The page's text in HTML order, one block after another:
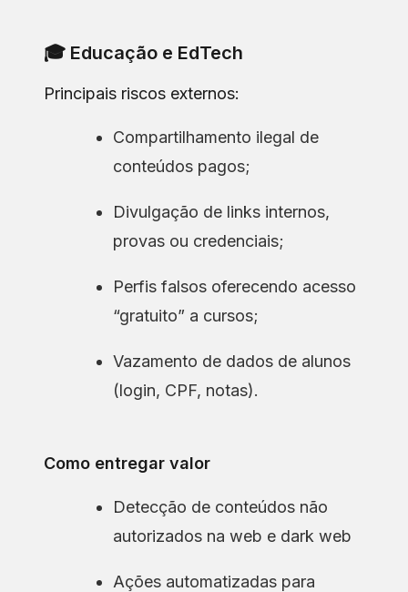
🎓 Educação e EdTech
Principais riscos externos:
Compartilhamento ilegal de
conteúdos pagos;
Divulgação de links internos,
provas ou credenciais;
Perfis falsos oferecendo acesso
“gratuito” a cursos;
Vazamento de dados de alunos
(login, CPF, notas).
Como entregar valor
Detecção de conteúdos não
autorizados na web e dark web
Ações automatizadas para